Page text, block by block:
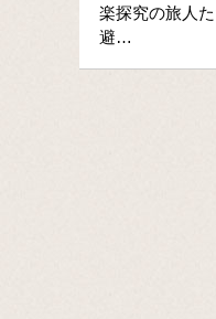
楽探究の旅人
避…